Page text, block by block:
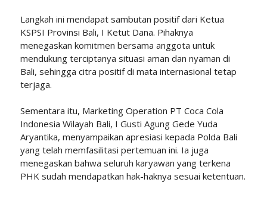
Langkah ini mendapat sambutan positif dari Ketua
KSPSI Provinsi Bali, I Ketut Dana. Pihaknya
menegaskan komitmen bersama anggota untuk
mendukung terciptanya situasi aman dan nyaman di
Bali, sehingga citra positif di mata internasional tetap
terjaga.
Sementara itu, Marketing Operation PT Coca Cola
Indonesia Wilayah Bali, I Gusti Agung Gede Yuda
Aryantika, menyampaikan apresiasi kepada Polda Bali
yang telah memfasilitasi pertemuan ini. Ia juga
menegaskan bahwa seluruh karyawan yang terkena
PHK sudah mendapatkan hak-haknya sesuai ketentuan.